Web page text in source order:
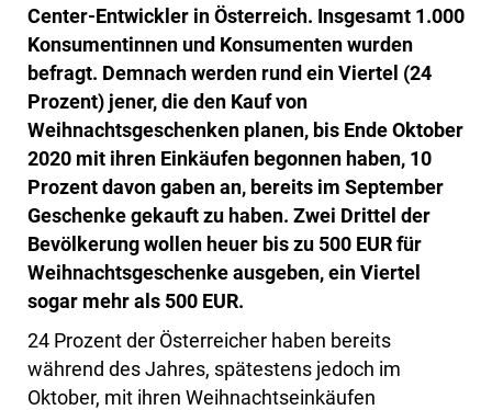
Center-Entwickler in Österreich. Insgesamt 1.000
Konsumentinnen und Konsumenten wurden
befragt. Demnach werden rund ein Viertel (24
Prozent) jener, die den Kauf von
Weihnachtsgeschenken planen, bis Ende Oktober
2020 mit ihren Einkäufen begonnen haben, 10
Prozent davon gaben an, bereits im September
Geschenke gekauft zu haben. Zwei Drittel der
Bevölkerung wollen heuer bis zu 500 EUR für
Weihnachtsgeschenke ausgeben, ein Viertel
sogar mehr als 500 EUR.
24 Prozent der Österreicher haben bereits
während des Jahres, spätestens jedoch im
Oktober, mit ihren Weihnachtseinkäufen